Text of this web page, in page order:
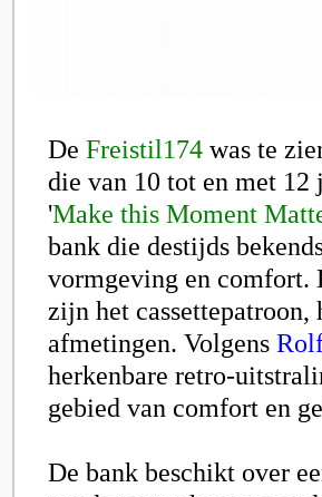
De Freistil174 was te
die van 10 tot en met 12
'Make this Moment
bank die destijds
vormgeving en comfort.
zijn het
afmetingen. Volgens
herkenbare retro-
gebied van comfort en
De bank beschikt over